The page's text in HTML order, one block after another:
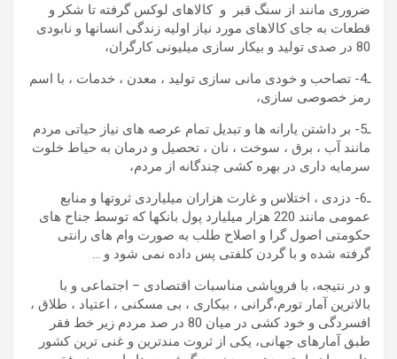
ضروری مانند از سنگ قبر و کالاهای لوکس گرفته تا شکر و
قطعات به جای کالاهای مورد نیاز اولیه زندگی انسانها و نابودی
80 در صدی تولید و بیکار سازی میلیونی کارگران،
ـ4- تصاحب و خودی مانی سازی تولید ، معدن ، خدمات ، با اسم
رمز خصوصی سازی،
ـ5- بر داشتن یارانه ها و تبدیل تمام عرصه های نیاز حیاتی مردم
مانند آب ، برق ، سوخت ، نان ، تحصیل و درمان به حیاط خلوت
سرمایه داری در بهره کشی چندگانه از مردم،
ـ6- دزدی ، اختلاس و غارت هزاران میلیاردی ثروتها و منابع
عمومی مانند 220 هزار میلیارد پول بانکها که توسط جناح های
حکومتی اصول گرا و اصلاح طلب به صورت وام های رانتی
گرفته شده و با گردن کلفتی پس داده نمی شود و …
و در نتیجه، با فروپاشی مناسبات اقتصادی – اجتماعی و با
بالاترین آمار تورم،گرانی ، بیکاری ، بی مسکنی ، اعتیاد ، طلاق ،
افسردگی و خود کشی در میان 80 در صد مردم زیر خط فقر
طبق آمارهای جهانی، یکی از ثروت مندترین و غنی ترین کشور